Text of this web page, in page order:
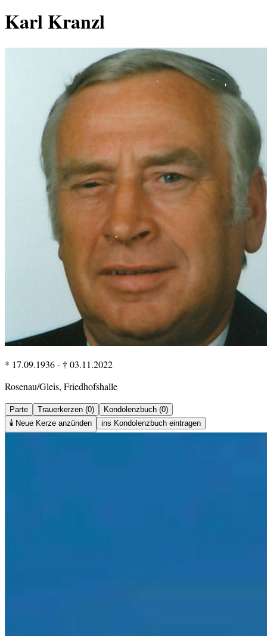
Karl Kranzl
* 17.09.1936- † 03.11.2022
Rosenau/Gleis, Friedhofshalle
Parte Trauerkerzen (0)
Kondolenzbuch (0)
🕯️ Neue Kerze anzünden ins Kondolenzbuch eintragen